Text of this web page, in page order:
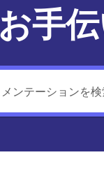
手